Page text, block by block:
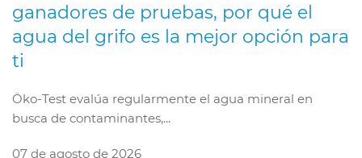
ganadores de pruebas, por qué el
agua del grifo es la mejor opción para
ti
Öko-Test evalúa regularmente el agua mineral en
busca de contaminantes,...
07 de agosto de 2026